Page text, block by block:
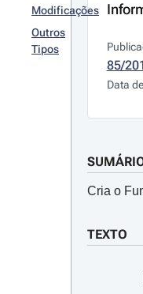
Modificações
Outros
Tipos
85/
Data
Cria o
TEXTO